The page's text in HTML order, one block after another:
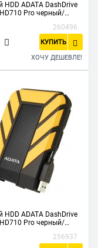
HDD ADATA DashDrive
Pro черный/
2TU31-CBL) 2.5"
260496
КУПИТЬ
ХОЧУ ДЕШЕВЛЕ!
HDD ADATA DashDrive
Pro черный/
1TU31-CYL)
256937